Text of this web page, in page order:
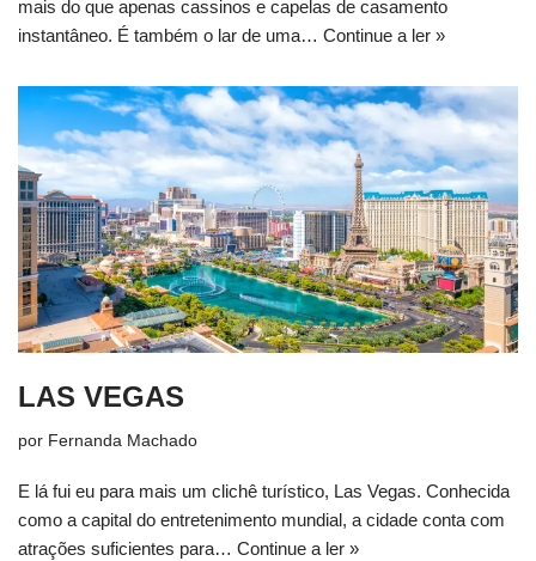
mais do que apenas cassinos e capelas de casamento
instantâneo. É também o lar de uma… Continue a ler »
LAS VEGAS
por Fernanda Machado
E lá fui eu para mais um clichê turístico, Las Vegas. Conhecida
como a capital do entretenimento mundial, a cidade conta com
atrações suficientes para… Continue a ler »